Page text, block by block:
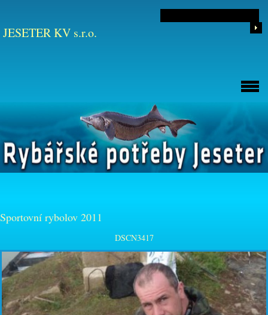
JESETER KV s.r.o.
Sportovní rybolov 2011
DSCN3417